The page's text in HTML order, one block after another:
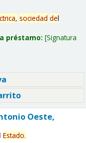
sociedad del
préstamo: Signatura
Oeste,
l Estado.